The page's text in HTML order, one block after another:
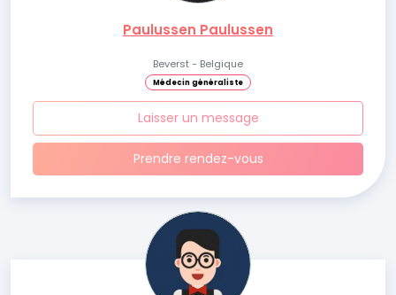
Paulussen Paulussen
Beverst - Belgique
Médecin généraliste
Laisser un message
Prendre rendez-vous